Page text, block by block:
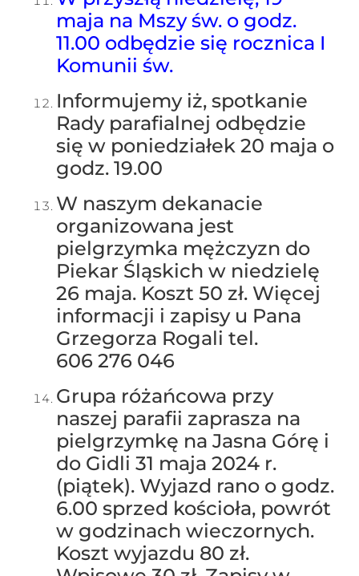
maja na Mszy św. o godz.
11.00 odbędzie się rocznica I
Komunii św.
Informujemy iż, spotkanie
Rady parafialnej odbędzie
się w poniedziałek 20 maja o
godz. 19.00
W naszym dekanacie
organizowana jest
pielgrzymka mężczyzn do
Piekar Śląskich w niedzielę
26 maja. Koszt 50 zł. Więcej
informacji i zapisy u Pana
Grzegorza Rogali tel.
606 276 046
Grupa różańcowa przy
naszej parafii zaprasza na
pielgrzymkę na Jasna Górę i
do Gidli 31 maja 2024 r.
(piątek). Wyjazd rano o godz.
6.00 sprzed kościoła, powrót
w godzinach wieczornych.
Koszt wyjazdu 80 zł.